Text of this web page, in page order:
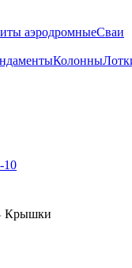
аэродромныеСваи
Колонны
10
Крышки